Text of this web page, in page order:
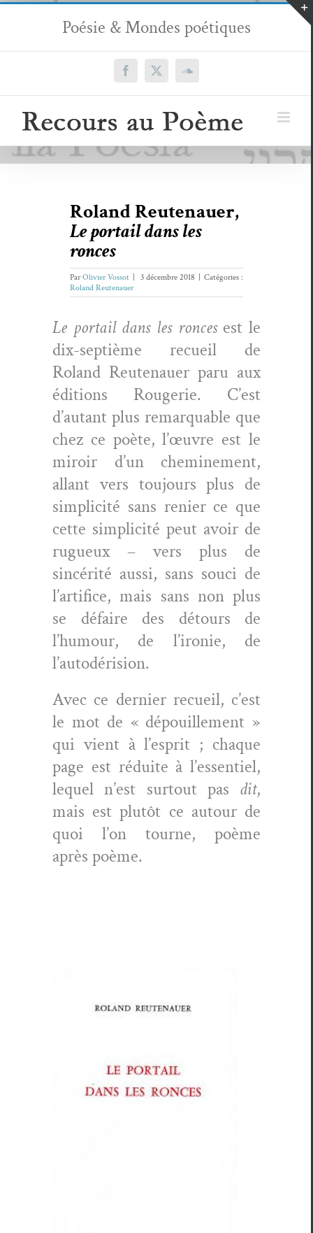
Passer
contenu
Poésie & Mondes poétiques
Facebook
X SoundCloud
Roland Reutenauer,
Le portail dans les
ronces
ParOlivier Vossot 3 décembre 2018
Catégories :
Roland Reutenauer
Le por­tail dans les roncesest le
dix-sep­tième recueil de
Roland Reutenauer paru aux
édi­tions Rougerie. C’est
d’autant plus remar­quable que
chez ce poète, l’œuvre est le
miroir d’un chem­ine­ment,
allant vers tou­jours plus de
sim­plic­ité sans renier ce que
cette sim­plic­ité peut avoir de
rugueux – vers plus de
sincérité aus­si, sans souci de
l’artifice, mais sans non plus
se défaire des détours de
l’humour, de l’ironie, de
l’autodérision.
Avec ce dernier recueil, c’est
le mot de « dépouille­ment »
qui vient à l’esprit ; chaque
page est réduite à l’essen­tiel,
lequel n’est surtout pas dit,
mais est plutôt ce autour de
quoi l’on tourne, poème
après poème.